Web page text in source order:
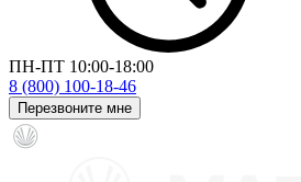
ПН-ПТ 10:00-18:00
8 (800) 100-18-46
Перезвоните мне